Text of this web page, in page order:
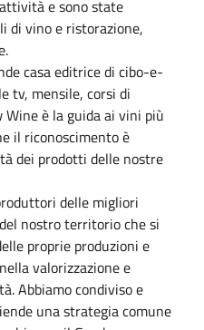
e sono state
di vino e ristorazione,
casa editrice di cibo-e-
tv, mensile, corsi di
è la guida ai vini più
il riconoscimento è
dei prodotti delle nostre
delle migliori
nostro territorio che si
proprie produzioni e
valorizzazione e
Abbiamo condiviso e
una strategia comune